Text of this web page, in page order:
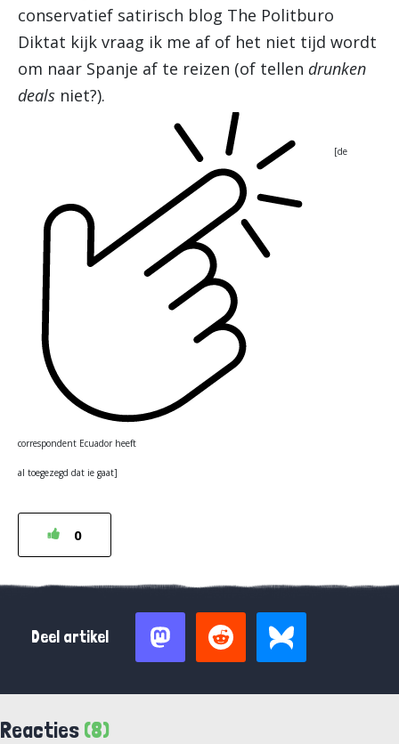
conservatief satirisch blog The Politburo
Diktat kijk vraag ik me af of het niet tijd wordt
om naar Spanje af te reizen (of tellen drunken
deals niet?).
[de
correspondent Ecuador heeft
al toegezegd dat ie gaat]
0
Deel artikel
Reacties (8)